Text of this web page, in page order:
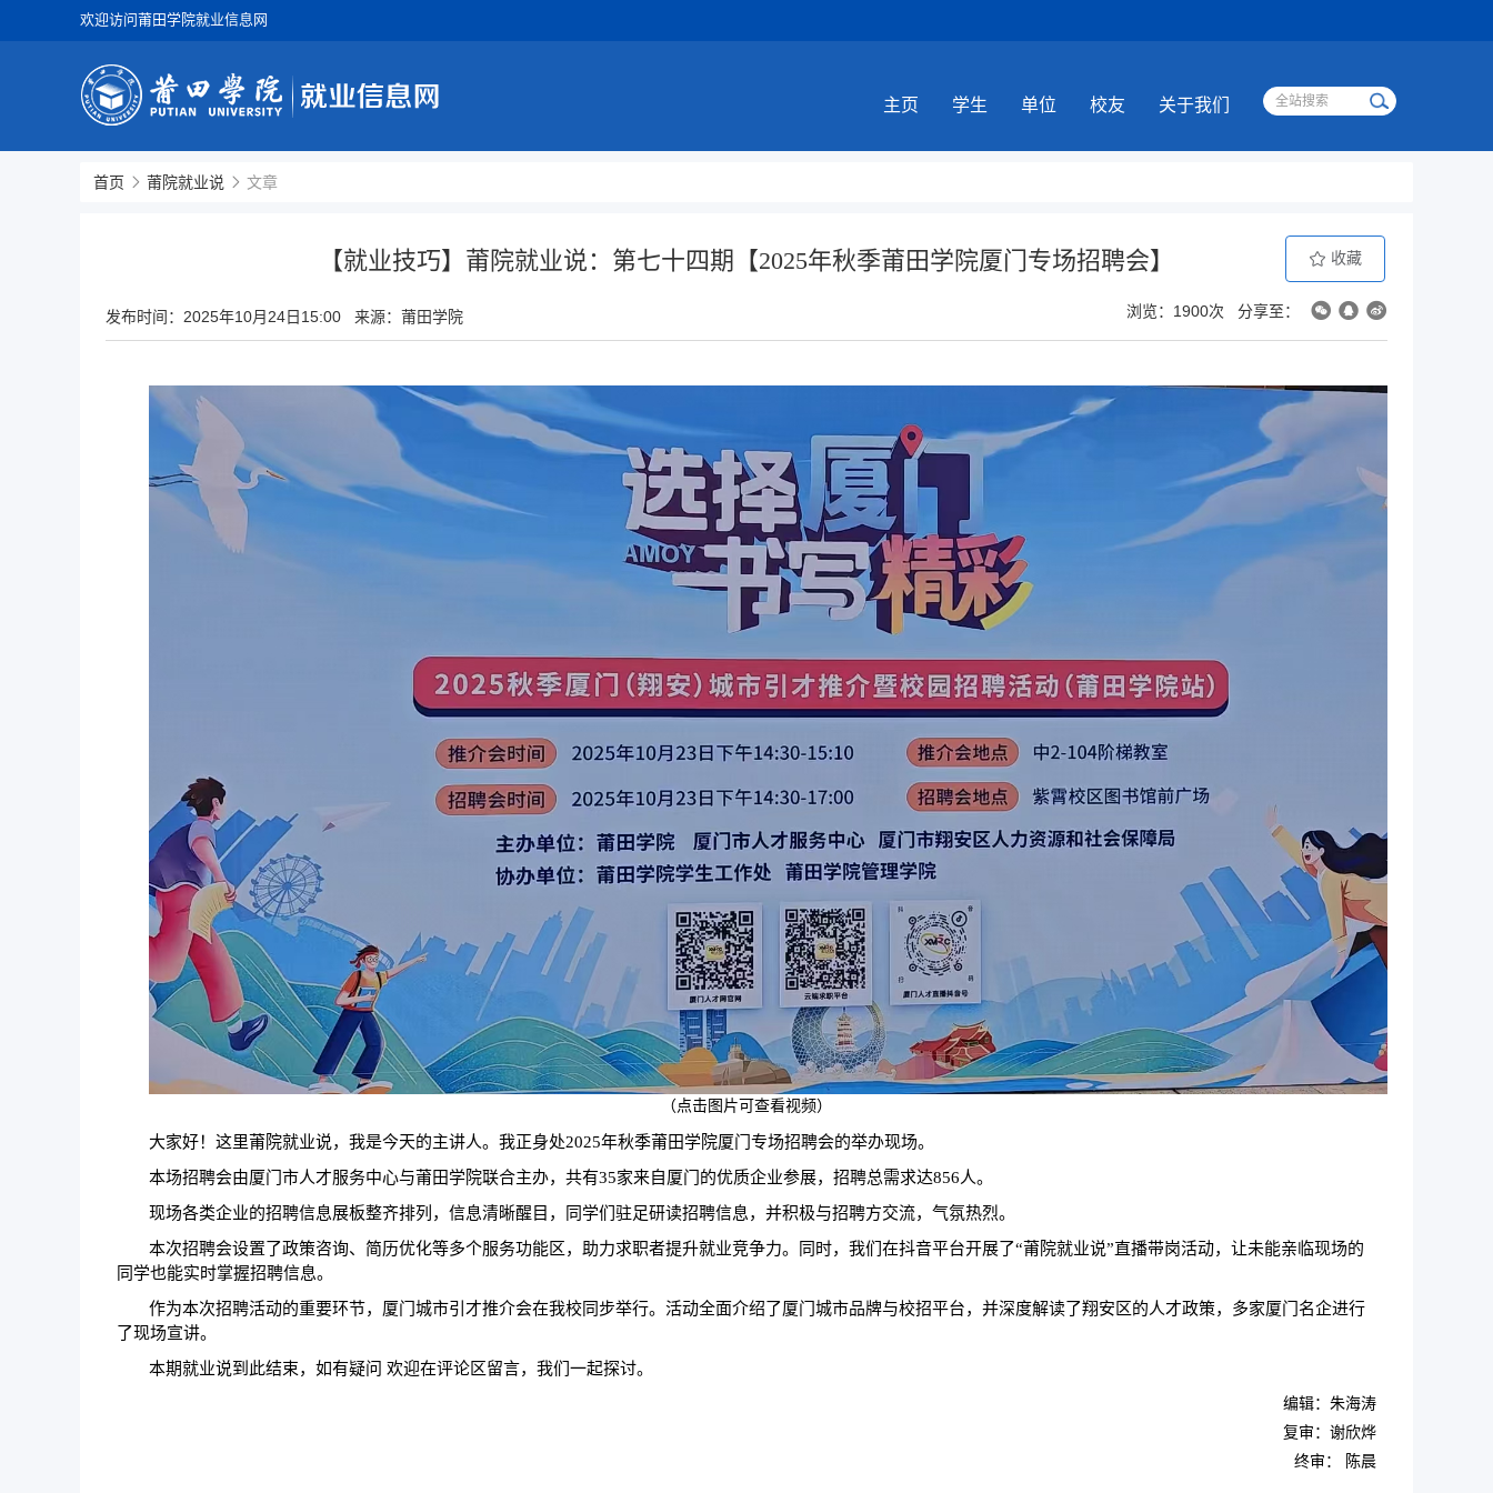
欢迎访问莆田学院就业信息网
主页 学生 单位 校友 关于我们
首页 莆院就业说 文章
【就业技巧】莆院就业说：第七十四期【2025年秋季莆田学院厦门专场招聘会】 收藏
浏览：1900次 分享至：
发布时间： 2025年10月24日15:00 来源：莆田学院
（点击图片可查看视频）
大家好！这里莆院就业说，我是今天的主讲人。我正身处2025年秋季莆田学院厦门专场招聘会的举办现场。
本场招聘会由厦门市人才服务中心与莆田学院联合主办，共有35家来自厦门的优质企业参展，招聘总需求达856人。
现场各类企业的招聘信息展板整齐排列，信息清晰醒目 ，同学们驻足研读招聘信息，并积极与招聘方交流，气氛热烈。
本次招聘会设置了政策咨询、简历优化等多个服务功能区，助力求职者提升就业竞争力。 同时，我们在抖音平台开展了“莆院就业说”直播带岗活动，让未能亲临现场的
同学也能实时掌握招聘信息。
作为本次招聘活动的重要环节，厦门城市引才推介会在我校同步举行。活动全面介绍了厦门城市品牌与校招平台，并深度解读了翔安区的人才政策，多家厦门名企进行
了现场宣讲。
本期就业说到此结束， 如有疑问 欢迎在评论区留言，我们一起探讨。
编辑：朱海涛
复审：谢欣烨
终审： 陈晨